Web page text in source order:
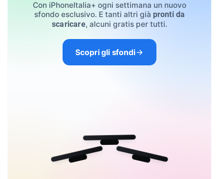
Con iPhoneItalia+ ogni settimana un nuovo
sfondo esclusivo. E tanti altri già pronti da
scaricare, alcuni gratis per tutti.
Scopri gli sfondi